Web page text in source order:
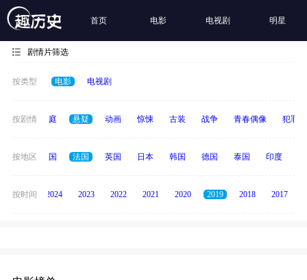
首页 电影 电视剧 明星
剧情片筛选
按类型 电影 电视剧
按剧情
科幻 家庭 悬疑 动画 惊悚 古装 战争 青春偶像 犯罪
按地区
中国 美国 法国 英国 日本 韩国 德国 泰国 印度
按时间
2025 2024 2023 2022 2021 2020 2019 2018 2017